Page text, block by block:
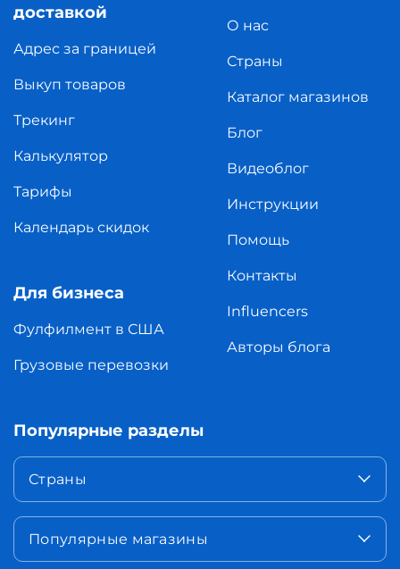
доставкой
Адрес за границей
Выкуп товаров
Трекинг
Калькулятор
Тарифы
Календарь скидок
Для бизнеса
Фулфилмент в США
Грузовые перевозки
О нас
Страны
Каталог магазинов
Блог
Видеоблог
Инструкции
Помощь
Контакты
Influencers
Авторы блога
Популярные разделы
Страны
Популярные магазины